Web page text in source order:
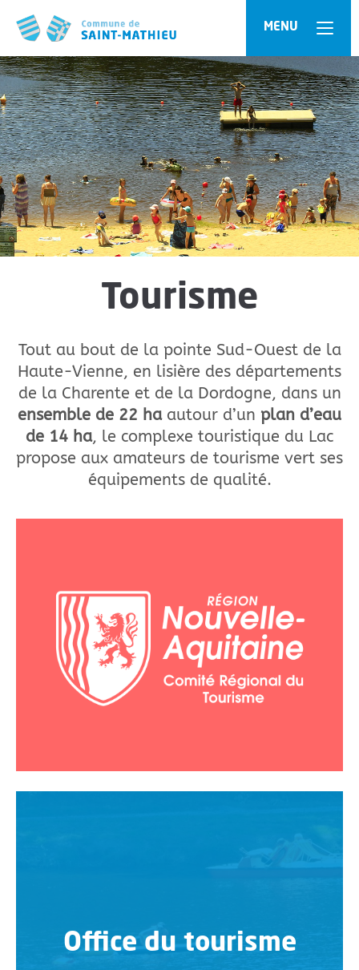
MENU
Tourisme
Tout au bout de la pointe Sud-Ouest de la
Haute-Vienne, en lisière des départements
de la Charente et de la Dordogne, dans un
ensemble de 22 haautour d’un plan d’eau
de 14 ha, le complexe touristique du Lac
propose aux amateurs de tourisme vert ses
équipements de qualité.
Office du tourisme